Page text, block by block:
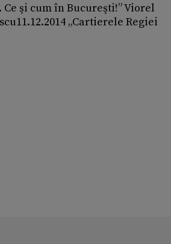
şi cum în Bucureşti!” Viorel
„Cartierele Regiei